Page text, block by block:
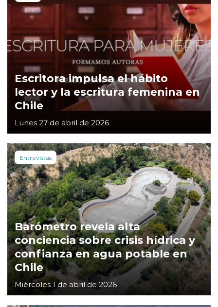
Escritora impulsa el hábito
lector y la escritura femenina en
Chile
Lunes 27 de abril de 2026
Entrevistas
Barómetro revela alta
conciencia sobre crisis hídrica y
confianza en agua potable en
Chile
Miércoles 1 de abril de 2026